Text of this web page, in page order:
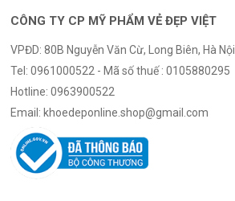
CÔNG TY CP MỸ PHẨM VẺ ĐẸP VIỆT
VPĐD: 80B Nguyễn Văn Cừ, Long Biên, Hà Nội
Tel:0961000522 - Mã số thuế : 0105880295
Hotline:0963900522
Email: khoedeponline.shop@gmail.com